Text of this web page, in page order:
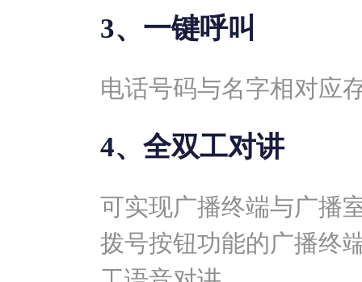
3、一键呼叫
电话号码与名字相对应
4、全双工对讲
可实现广播终端与广播
拨号按钮功能的广播终